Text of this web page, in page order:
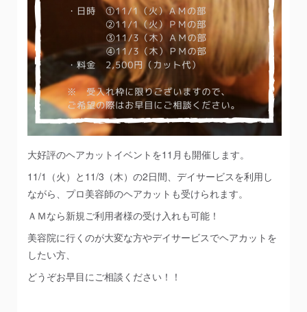
大好評のヘアカットイベントを11月も開催します。
11/1（火）と11/3（木）の2日間、デイサービスを利用し
ながら、プロ美容師のヘアカットも受けられます。
ＡＭなら新規ご利用者様の受け入れも可能！
美容院に行くのが大変な方やデイサービスでヘアカットを
したい方、
どうぞお早目にご相談ください！！